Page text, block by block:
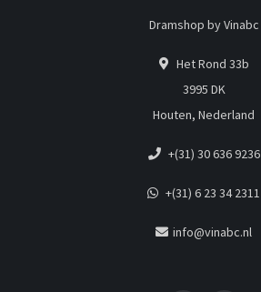
Dramshop by Vinabc
Het Rond 33b
3995 DK
Houten, Nederland
+(31) 30 636 9236
+(31) 6 23 34 2311
info@vinabc.nl